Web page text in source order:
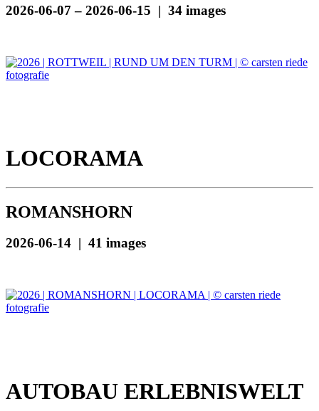
2026-06-07 – 2026-06-15 | 34 images
LOCORAMA
ROMANSHORN
2026-06-14 | 41 images
AUTOBAU ERLEBNISWELT